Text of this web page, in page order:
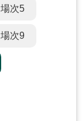
場次5
場次9